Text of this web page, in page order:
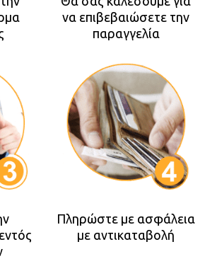
να επιβεβαιώσετε την
παραγγελία
Πληρώστε με ασφάλεια
με αντικαταβολή